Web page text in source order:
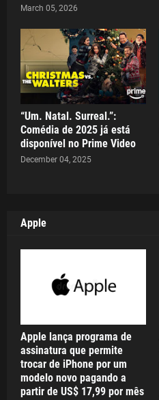
March 05, 2026
“Um. Natal. Surreal.”:
Comédia de 2025 já está
disponível no Prime Video
December 04, 2025
Apple
Apple lança programa de
assinatura que permite
trocar de iPhone por um
modelo novo pagando a
partir de US$ 17,99 por mês